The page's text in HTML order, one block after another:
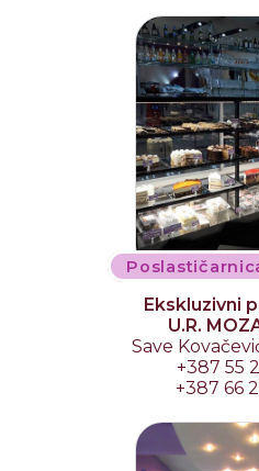
Ekskluzivni
U.R.
Save
+387 55
+387 66